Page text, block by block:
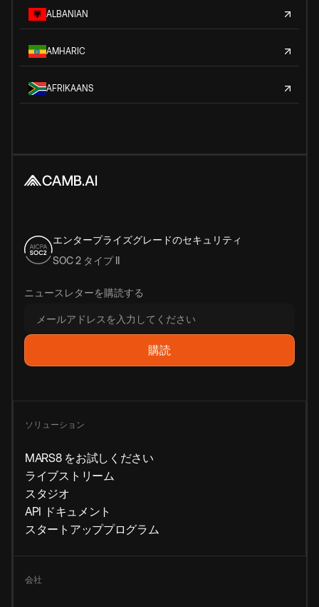
ALBANIAN
AMHARIC
AFRIKAANS
エンタープライズグレードのセキュリティ
SOC 2 タイプ II
ニュースレターを購読する
ソリューション
MARS8 をお試しください
ライブストリーム
スタジオ
API ドキュメント
スタートアッププログラム
会社